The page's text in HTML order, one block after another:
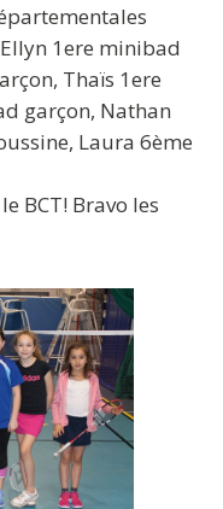
1ere minibad
Thaïs 1ere
garçon, Nathan
Laura 6ème
BCT! Bravo les